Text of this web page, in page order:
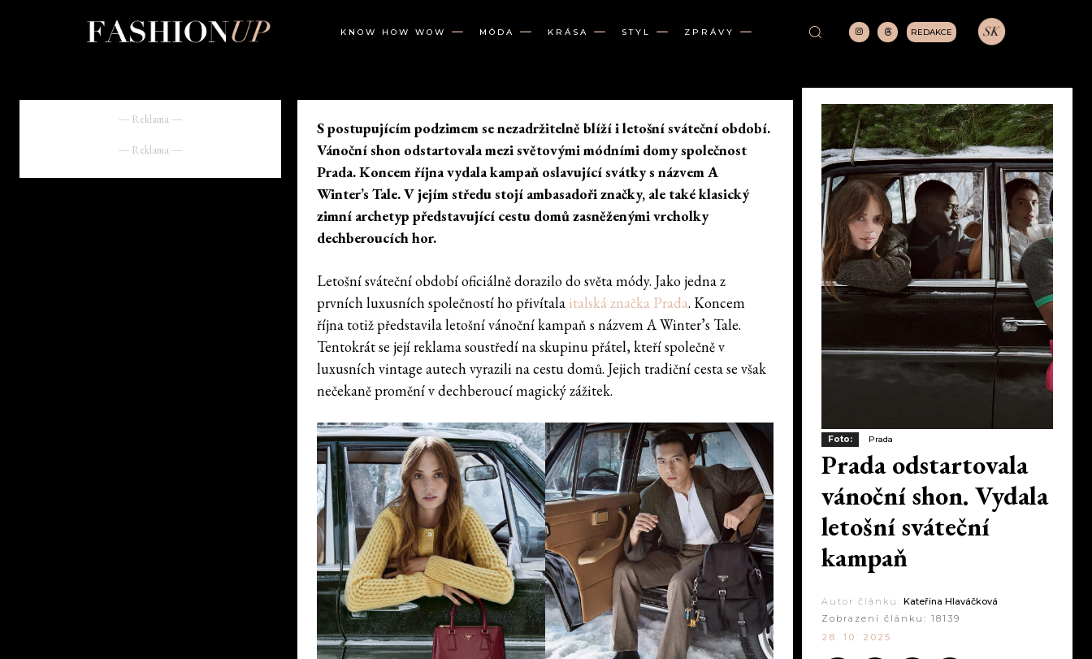
KNOW HOW WOW MÓDA KRÁSA STYL ZPRÁVY REDAKCE
― Reklama ―
― Reklama ―
S postupujícím podzimem se nezadržitelně blíží i letošní sváteční období.
Vánoční shon odstartovala mezi světovými módními domy společnost
Prada. Koncem října vydala kampaň oslavující svátky s názvem A
Winter’s Tale. V jejím středu stojí ambasadoři značky, ale také klasický
zimní archetyp představující cestu domů zasněženými vrcholky
dechberoucích hor.
Letošní sváteční období oficiálně dorazilo do světa módy. Jako jedna z
prvních luxusních společností ho přivítala italská značka Prada. Koncem
října totiž představila letošní vánoční kampaň s názvem A Winter’s Tale.
Tentokrát se její reklama soustředí na skupinu přátel, kteří společně v
luxusních vintage autech vyrazili na cestu domů. Jejich tradiční cesta se však
nečekaně promění v dechberoucí magický zážitek.
Foto: Prada
Prada odstartovala
vánoční shon. Vydala
letošní sváteční
kampaň
Autor článku: Kateřina Hlaváčková
Zobrazení článku: 18139
28. 10. 2025